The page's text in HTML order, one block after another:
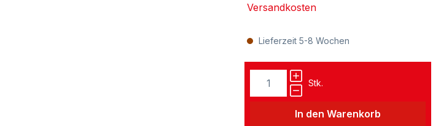
Versandkosten
Lieferzeit 5-8 Wochen
Stk.
In den Warenkorb